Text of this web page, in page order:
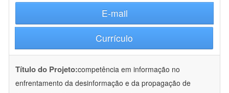
E-mail
Currículo
Título do Projeto:competência em informação no
enfrentamento da desinformação e da propagação de